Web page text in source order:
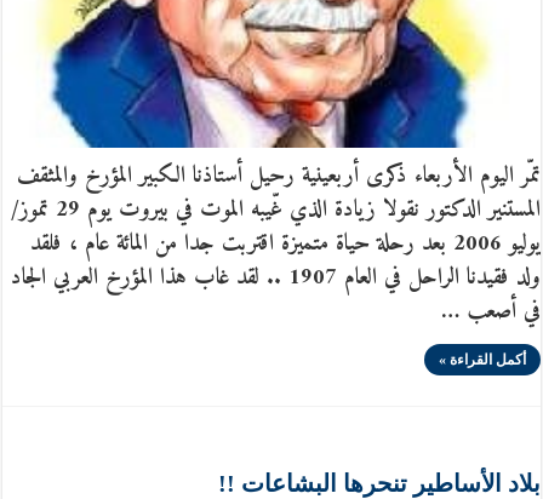
تمّر اليوم الأربعاء ذكرى أربعينية رحيل أستاذنا الكبير المؤرخ والمثقف
المستنير الدكتور نقولا زيادة الذي غّيبه الموت في بيروت يوم 29 تموز/
يوليو 2006 بعد رحلة حياة متميزة اقتربت جدا من المائة عام ، فلقد
ولد فقيدنا الراحل في العام 1907 .. لقد غاب هذا المؤرخ العربي الجاد
في أصعب …
أكمل القراءة »
بلاد الأساطير تنحرها البشاعات !!